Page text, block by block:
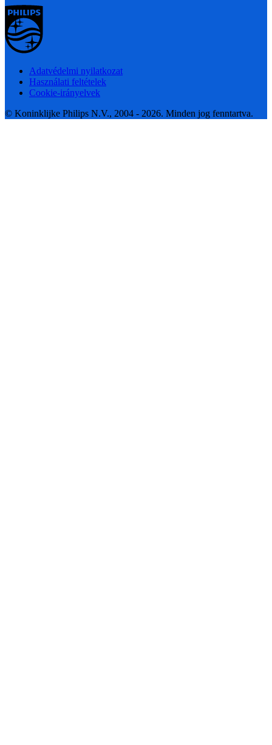
Adatvédelmi nyilatkozat
Használati feltételek
Cookie-irányelvek
© Koninklijke Philips N.V., 2004 - 2026. Minden jog fenntartva.